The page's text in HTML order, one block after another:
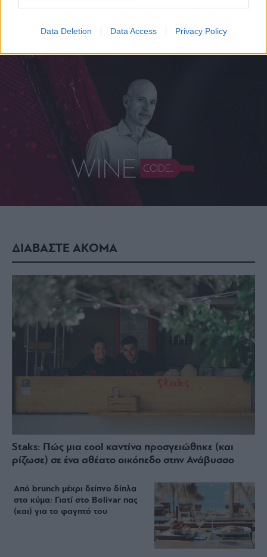
Data Deletion Data Access Privacy Policy
σου;
ΔΙΑΒΑΣΤΕ ΑΚΟΜΑ
Staks: Πώς μια cool καντίνα προσγειώθηκε (και
ρίζωσε) σε ένα αθέατο οικόπεδο στην Ανάβυσσο
Από brunch μέχρι δείπνο δίπλα
στο κύμα: Γιατί στο Bolivar πας
(και) για το φαγητό του